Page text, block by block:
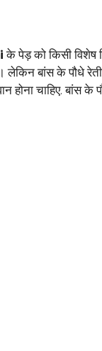
के पेड़ को किसी विशेष
लेकिन बांस के पौधे
होना चाहिए. बांस